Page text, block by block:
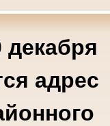
адрес